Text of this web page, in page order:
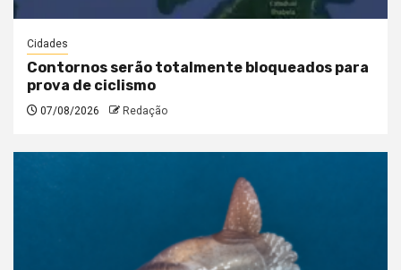
Cidades
Contornos serão totalmente bloqueados para
prova de ciclismo
07/08/2026 Redação